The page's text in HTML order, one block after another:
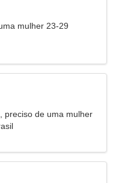
mulher 23-29
preciso de uma mulher